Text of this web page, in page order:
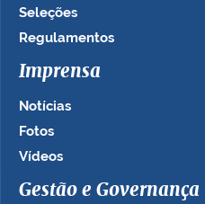
Seleções
Regulamentos
Imprensa
Notícias
Fotos
Vídeos
Gestão e Governança